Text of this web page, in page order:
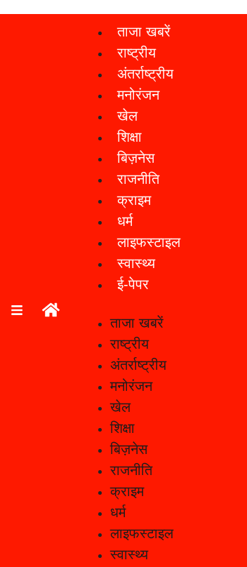
ताजा खबरें
राष्ट्रीय
अंतर्राष्ट्रीय
मनोरंजन
खेल
शिक्षा
बिज़नेस
राजनीति
क्राइम
धर्म
लाइफस्टाइल
स्वास्थ्य
ई-पेपर
ताजा खबरें
राष्ट्रीय
अंतर्राष्ट्रीय
मनोरंजन
खेल
शिक्षा
बिज़नेस
राजनीति
क्राइम
धर्म
लाइफस्टाइल
स्वास्थ्य